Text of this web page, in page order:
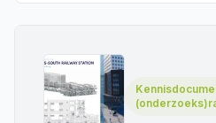
kelderbakken tevoorschijn.